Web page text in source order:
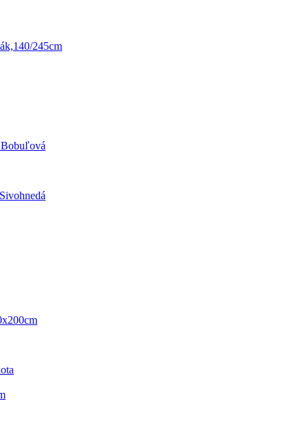
245cm
Bobuľová